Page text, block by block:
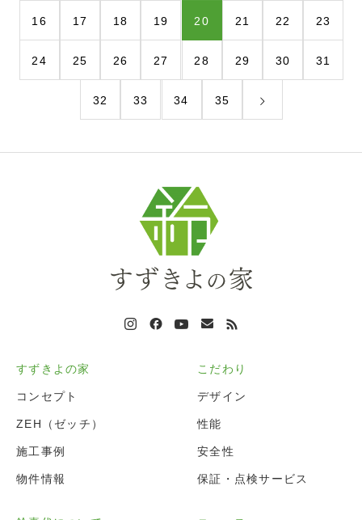
16 17 18 19 20 21 22 23
24 25 26 27 28 29 30 31
32 33 34 35
すずきよの家
コンセプト
ZEH（ゼッチ）
施工事例
物件情報
こだわり
デザイン
性能
安全性
保証・点検サービス